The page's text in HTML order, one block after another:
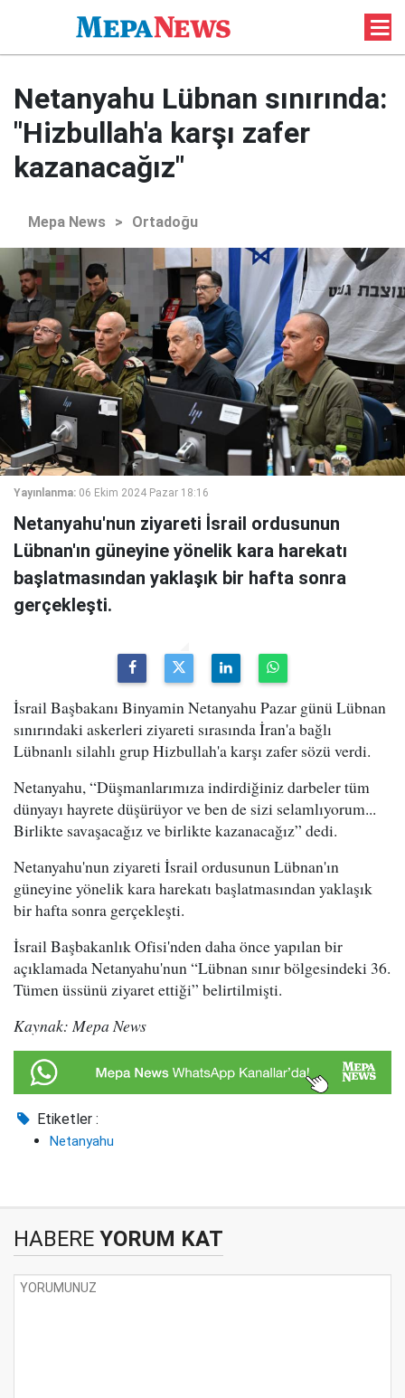
Netanyahu Lübnan sınırında:
"Hizbullah'a karşı zafer
kazanacağız"
Mepa News > Ortadoğu
Yayınlanma: 06 Ekim 2024 Pazar 18:16
Netanyahu'nun ziyareti İsrail ordusunun
Lübnan'ın güneyine yönelik kara harekatı
başlatmasından yaklaşık bir hafta sonra
gerçekleşti.
İsrail Başbakanı Binyamin Netanyahu Pazar günü Lübnan
sınırındaki askerleri ziyareti sırasında İran'a bağlı
Lübnanlı silahlı grup Hizbullah'a karşı zafer sözü verdi.
Netanyahu, “Düşmanlarımıza indirdiğiniz darbeler tüm
dünyayı hayrete düşürüyor ve ben de sizi selamlıyorum...
Birlikte savaşacağız ve birlikte kazanacağız” dedi.
Netanyahu'nun ziyareti İsrail ordusunun Lübnan'ın
güneyine yönelik kara harekatı başlatmasından yaklaşık
bir hafta sonra gerçekleşti.
İsrail Başbakanlık Ofisi'nden daha önce yapılan bir
açıklamada Netanyahu'nun “Lübnan sınır bölgesindeki 36.
Tümen üssünü ziyaret ettiği” belirtilmişti.
Kaynak: Mepa News
Etiketler :
Netanyahu
HABERE YORUM KAT